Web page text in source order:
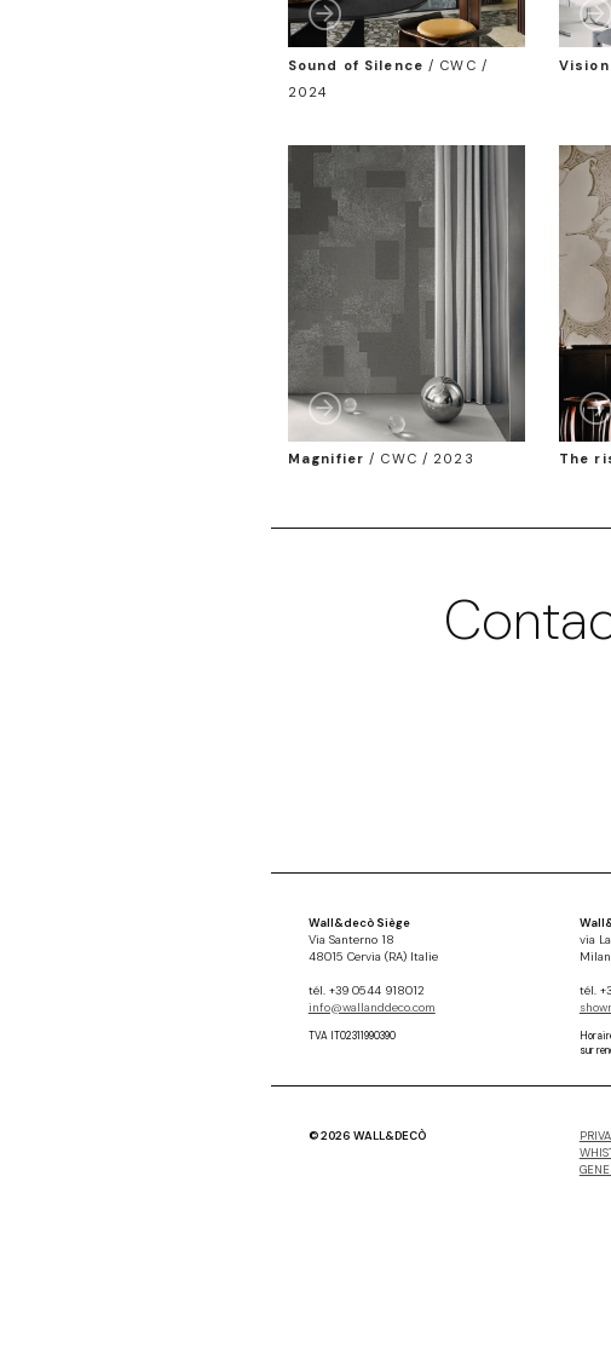
Sound of Silence / CWC /
2024
Magnifier / CWC / 2023 The
Wall&decò Siège
Via Santerno 18
48015 Cervia (RA) Italie
tél. +39 0544 918012
info@wallanddeco.com
TVA IT02311990390
via
tél.
sur
© 2026 WALL&DECÒ